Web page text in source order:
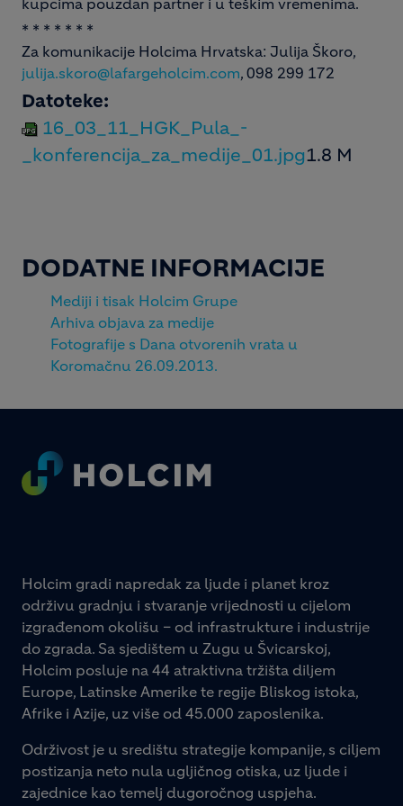
kupcima pouzdan partner i u teškim vremenima.
* * * * * * *
Za komunikacije Holcima Hrvatska: Julija Škoro,
julija.skoro@lafargeholcim.com, 098 299 172
Datoteke:
16_03_11_HGK_Pula_-
_konferencija_za_medije_01.jpg1.8 M
DODATNE INFORMACIJE
Mediji i tisak Holcim Grupe
Arhiva objava za medije
Fotografije s Dana otvorenih vrata u
Koromačnu 26.09.2013.
Footer
Holcim gradi napredak za ljude i planet kroz
održivu gradnju i stvaranje vrijednosti u cijelom
izgrađenom okolišu – od infrastrukture i industrije
do zgrada. Sa sjedištem u Zugu u Švicarskoj,
Holcim posluje na 44 atraktivna tržišta diljem
Europe, Latinske Amerike te regije Bliskog istoka,
Afrike i Azije, uz više od 45.000 zaposlenika.
Održivost je u središtu strategije kompanije, s ciljem
postizanja neto nula ugljičnog otiska, uz ljude i
zajednice kao temelj dugoročnog uspjeha.